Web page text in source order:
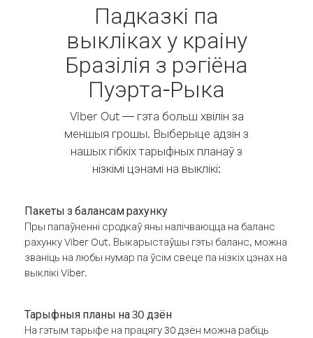
Падказкі па
выкліках у краіну
Бразілія з рэгіёна
Пуэрта-Рыка
Viber Out — гэта больш хвілін за
меншыя грошы. Выберыце адзін з
нашых гібкіх тарыфных планаў з
нізкімі цэнамі на выклікі:
Пакеты з балансам рахунку
Пры папаўненні сродкаў яны налічваюцца на баланс
рахунку Viber Out. Выкарыстаўшы гэты баланс, можна
званіць на любы нумар па ўсім свеце па нізкіх цэнах на
выклікі Viber.
Тарыфныя планы на 30 дзён
На гэтым тарыфе на працягу 30 дзён можна рабіць